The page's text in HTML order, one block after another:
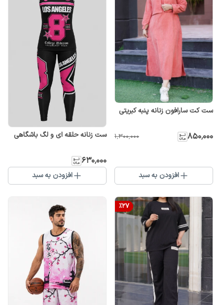
ست کت سارافون زنانه پنبه کبریتی
۸۵۰٬۰۰۰ ۱٬۳۰۰٬۰۰۰
افزودن به سبد
ست زنانه حلقه ای و لگ باشگاهی
۶۳۰٬۰۰۰
افزودن به سبد
%27